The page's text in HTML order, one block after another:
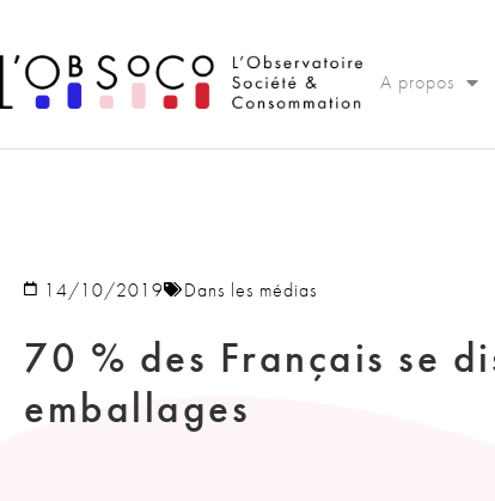
A propos
14/10/2019 Dans les médias
70 % des Français se
emballages